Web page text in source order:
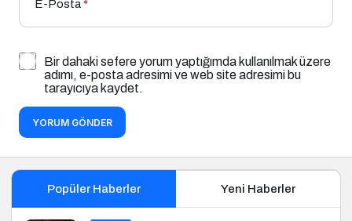
E-Posta*
Bir dahaki sefere yorum yaptığımda kullanılmak üzere
adımı, e-posta adresimi ve web site adresimi bu
tarayıcıya kaydet.
YORUM GÖNDER
Popüler Haberler Yeni Haberler